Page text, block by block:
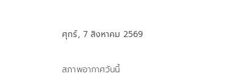
ศุกร์, 7 สิงหาคม 2569
สภาพอากาศวันนี้